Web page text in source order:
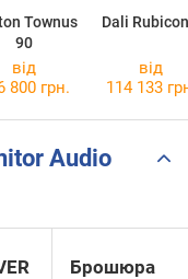
Townus
90
Dali
від
800 грн.
від
114 133
Audio
Брошюра